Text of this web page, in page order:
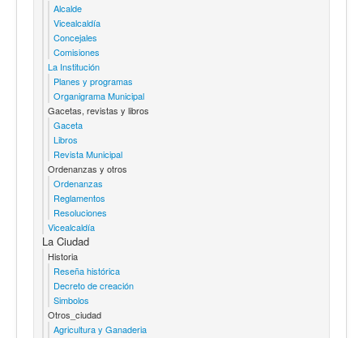
Alcalde
Vicealcaldía
Concejales
Comisiones
La Institución
Planes y programas
Organigrama Municipal
Gacetas, revistas y libros
Gaceta
Libros
Revista Municipal
Ordenanzas y otros
Ordenanzas
Reglamentos
Resoluciones
Vicealcaldía
La Ciudad
Historia
Reseña histórica
Decreto de creación
Simbolos
Otros_ciudad
Agricultura y Ganaderia